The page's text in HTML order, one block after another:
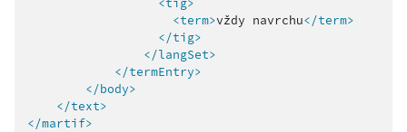
<tig>
<term>vždy navrchu</term>
</tig>
</langSet>
</termEntry>
</body>
</text>
</martif>